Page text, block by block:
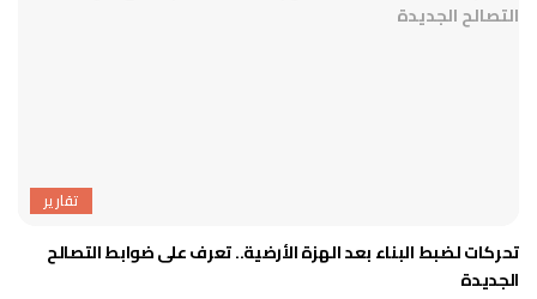
تقارير
تحركات لضبط البناء بعد الهزة الأرضية.. تعرف على ضوابط التصالح
الجديدة